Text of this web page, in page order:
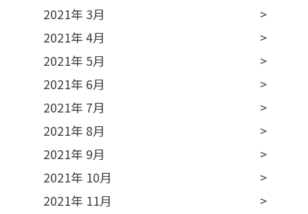
2021年 3月
2021年 4月
2021年 5月
2021年 6月
2021年 7月
2021年 8月
2021年 9月
2021年 10月
2021年 11月